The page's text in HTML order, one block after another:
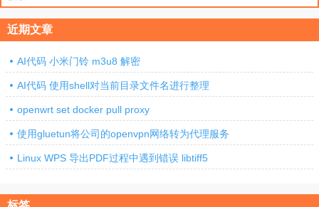
索：
近期文章
AI代码 小米门铃 m3u8 解密
AI代码 使用shell对当前目录文件名进行整理
openwrt set docker pull proxy
使用gluetun将公司的openvpn网络转为代理服务
Linux WPS 导出PDF过程中遇到错误 libtiff5